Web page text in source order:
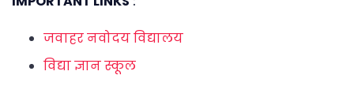
जवाहर नवोदय विद्यालय
विद्या ज्ञान स्कूल